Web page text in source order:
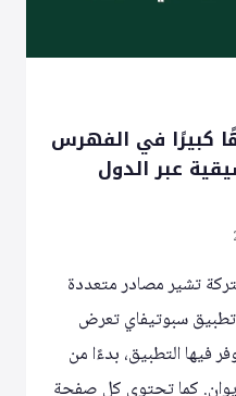
كبيرًا في الفهرس
عبر الدول
تشير مصادر متعددة
سبوتيفاي تعرض
فيها التطبيق، بدءًا من
كما تحتوي كل صفحة